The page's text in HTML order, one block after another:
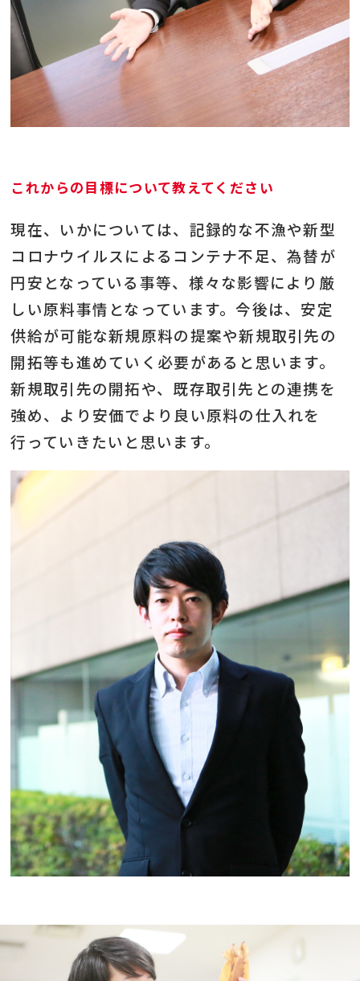
これからの目標について教えてください
現在、いかについては、記録的な不漁や新型
コロナウイルスによるコンテナ不足、為替が
円安となっている事等、様々な影響により厳
しい原料事情となっています。今後は、安定
供給が可能な新規原料の提案や新規取引先の
開拓等も進めていく必要があると思います。
新規取引先の開拓や、既存取引先との連携を
強め、より安価でより良い原料の仕入れを
行っていきたいと思います。